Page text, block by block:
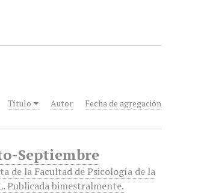
Título Autor Fecha de agregación
Septiembre
de la Facultad de Psicología de la
Publicada bimestralmente.